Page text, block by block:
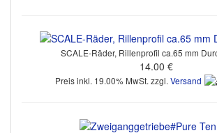
SCALE-Räder, Rillenprofil ca.65 mm
14.00 €
Preis inkl. 19.00% MwSt. zzgl. Versand